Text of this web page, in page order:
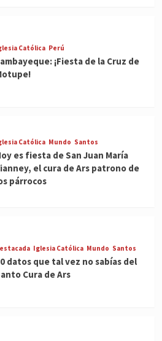
Católica Perú
¡Fiesta de la Cruz de
Católica Mundo Santos
es fiesta de San Juan María
el cura de Ars patrono de
párrocos
Iglesia Católica Mundo Santos
datos que tal vez no sabías del
Cura de Ars